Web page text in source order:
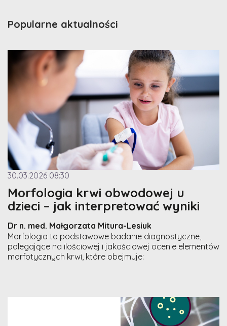
Popularne aktualności
30.03.2026 08:30
Morfologia krwi obwodowej u
dzieci – jak interpretować wyniki
Dr n. med. Małgorzata Mitura-Lesiuk
Morfologia to podstawowe badanie diagnostyczne,
polegające na ilościowej i jakościowej ocenie elementów
morfotycznych krwi, które obejmuje: